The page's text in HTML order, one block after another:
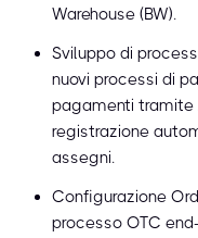
Warehouse (BW).
Sviluppo di
nuovi processi di
pagamenti tramite
registrazione
assegni.
Configurazione
processo OTC